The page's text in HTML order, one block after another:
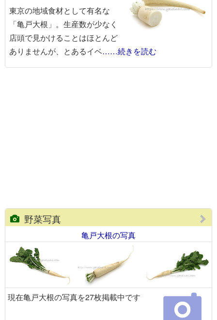
東京の地域食材として有名な
「亀戸大根」。生産数が少なく
店頭で見かけることはほとんど
ありませんが、とあるイベ……続きを読む
野菜写真
亀戸大根の写真
現在亀戸大根の写真を27枚掲載中です